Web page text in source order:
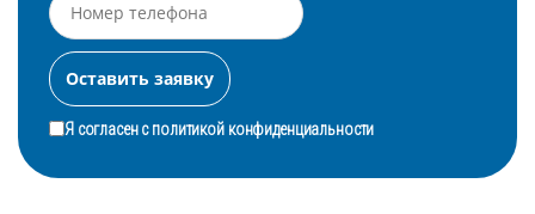
Я согласен сполитикой конфиденциальности